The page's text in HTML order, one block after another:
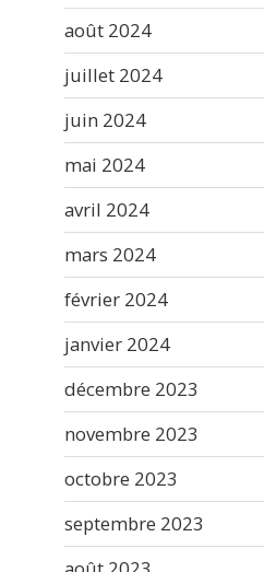
août 2024
juillet 2024
juin 2024
mai 2024
avril 2024
mars 2024
février 2024
janvier 2024
décembre 2023
novembre 2023
octobre 2023
septembre 2023